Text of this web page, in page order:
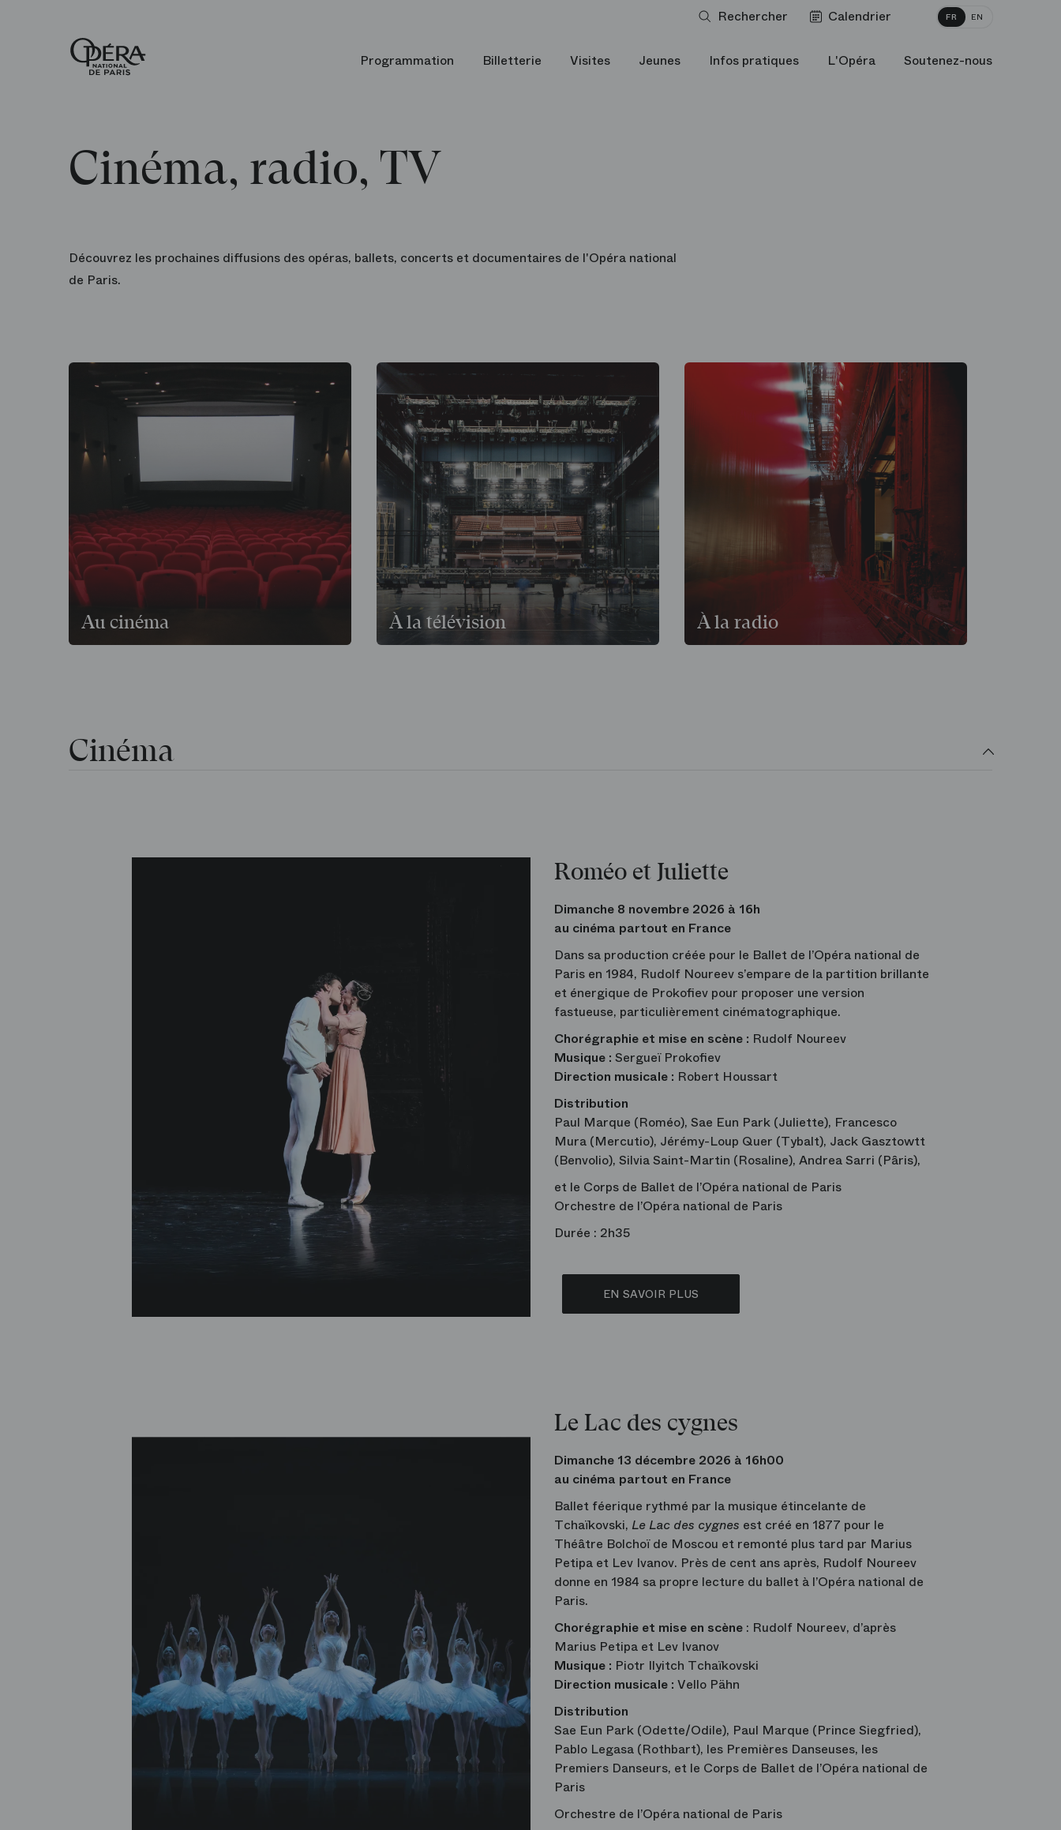
Rechercher Calendrier FR EN
Accueil
-
Opéra
national
Programmation Billetterie Visites Jeunes Infos pratiques L'Opéra Soutenez-nous
Cinéma, radio, TV
Découvrez les prochaines diffusions des opéras, ballets, concerts et documentaires de l'Opéra national
de Paris.
Au cinéma À la télévision À la radio
Cinéma
Roméo et Juliette
Dimanche 8 novembre 2026 à 16h
au cinéma partout en France
Dans sa production créée pour le Ballet de l’Opéra national de
Paris en 1984, Rudolf Noureev s’empare de la partition brillante
et énergique de Prokofiev pour proposer une version
fastueuse, particulièrement cinématographique.
Chorégraphie et mise en scène : Rudolf Noureev
Musique : Sergueï Prokofiev
Direction musicale : Robert Houssart
Distribution
Paul Marque (Roméo), Sae Eun Park (Juliette), Francesco
Mura (Mercutio), Jérémy-Loup Quer (Tybalt), Jack Gasztowtt
(Benvolio), Silvia Saint-Martin (Rosaline), Andrea Sarri (Pâris),
et le Corps de Ballet de l’Opéra national de Paris
Orchestre de l’Opéra national de Paris
Durée : 2h35
EN SAVOIR PLUS
Le Lac des cygnes
Dimanche 13 décembre 2026 à 16h00
au cinéma partout en France
Ballet féerique rythmé par la musique étincelante de
Tchaïkovski, Le Lac des cygnes est créé en 1877 pour le
Théâtre Bolchoï de Moscou et remonté plus tard par Marius
Petipa et Lev Ivanov. Près de cent ans après, Rudolf Noureev
donne en 1984 sa propre lecture du ballet à l’Opéra national de
Paris.
Chorégraphie et mise en scène : Rudolf Noureev, d’après
Marius Petipa et Lev Ivanov
Musique : Piotr Ilyitch Tchaïkovski
Direction musicale : Vello Pähn
Distribution
Sae Eun Park (Odette/Odile), Paul Marque (Prince Siegfried),
Pablo Legasa (Rothbart), les Premières Danseuses, les
Premiers Danseurs, et le Corps de Ballet de l’Opéra national de
Paris
Orchestre de l’Opéra national de Paris